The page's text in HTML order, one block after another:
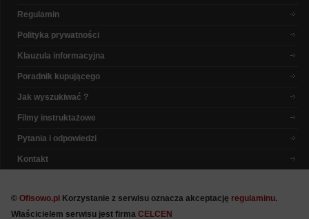
Regulamin
Polityka prywatności
Klauzula informacyjna
Poradnik kupującego
Jak wyszukiwać ?
Filmy instruktażowe
Pytania i odpowiedzi
Kontakt
© Ofisowo.pl Korzystanie z serwisu oznacza akceptację regulaminu.
Właścicielem serwisu jest firma CELCEN